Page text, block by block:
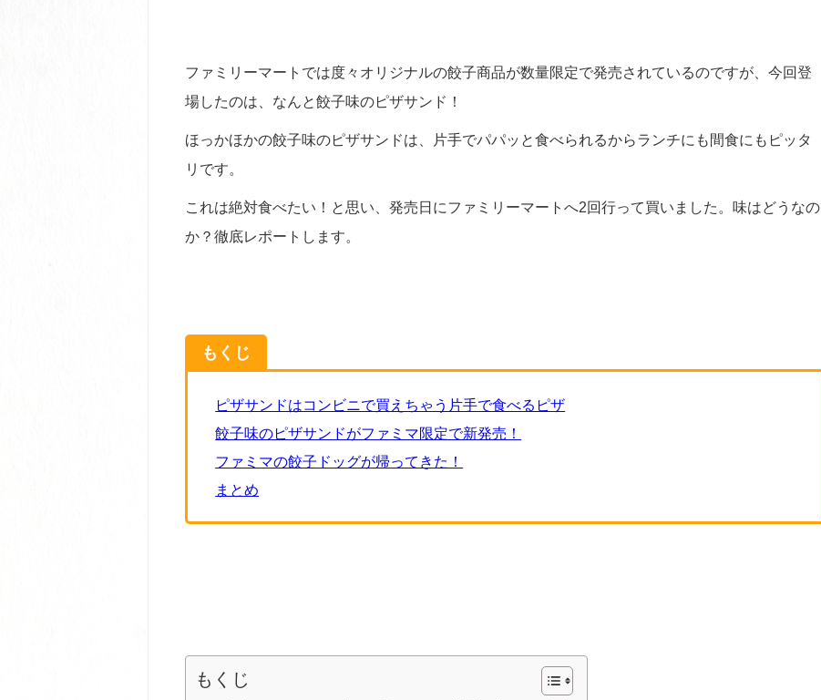
ファミリーマートでは度々オリジナルの餃子商品が数量限定で発売されているのですが、今回登
場したのは、なんと餃子味のピザサンド！
ほっかほかの餃子味のピザサンドは、片手でパパッと食べられるからランチにも間食にもピッタ
リです。
これは絶対食べたい！と思い、発売日にファミリーマートへ2回行って買いました。味はどうなの
か？徹底レポートします。
もくじ
ピザサンドはコンビニで買えちゃう片手で食べるピザ
餃子味のピザサンドがファミマ限定で新発売！
ファミマの餃子ドッグが帰ってきた！
まとめ
もくじ